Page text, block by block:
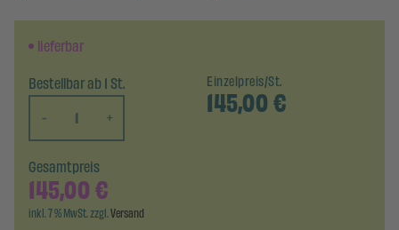
lieferbar
Bestellbar ab 1 St.
-
+
Einzelpreis/St.
145,00€
Gesamtpreis
145,00€
inkl. 7 % MwSt. zzgl.Versand